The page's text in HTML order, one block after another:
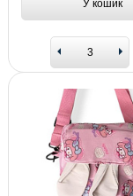
У кошик